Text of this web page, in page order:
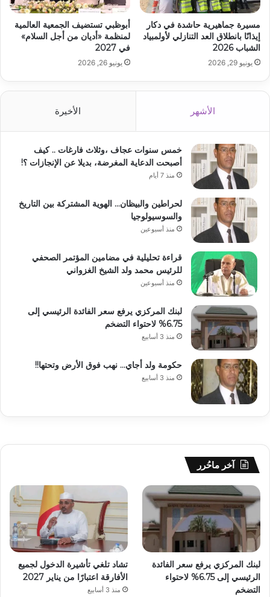
مسيرة جماهيرية حاشدة في دكار
إيذانًا بانطلاق العد التنازلي لأولمبياد
الشباب 2026
يونيو 29, 2026
أبوظبي تستضيف الجمعية العالمية
لمنظمة «أديان من أجل السلام»
في 2027
يونيو 26, 2026
الأشهر الأخيرة
خمس سنوات عجاف ،وثلاث فارغات .. كيف
أصبحت الدعاية المغرضة، بديلا عن الإنجازات ؟!
منذ 7 أيام
لحراطين والبيظان… الهوية المشتركة بين التاريخ
والسوسيولوجيا
منذ أسبوعين
قراءة تحليلية في مضامين المؤتمر الصحفي
للرئيس محمد ولد الشيخ الغزواني
منذ أسبوعين
لبنك المركزي يرفع سعر الفائدة الرئيسي إلى
6.75% لاحتواء التضخم
منذ 3 أسابيع
حكومة ولد أجاي… نهب فوق الأرض وتحتها!!
منذ 3 أسابيع
آخر ماحُرر
لبنك المركزي يرفع سعر الفائدة
الرئيسي إلى 6.75% لاحتواء
التضخم
تشاد تلغي تأشيرة الدخول لجميع
الأفارقة اعتبارًا من يناير 2027
منذ 3 أسابيع